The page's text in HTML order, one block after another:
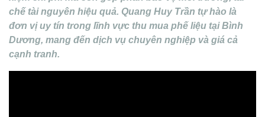
chế tài nguyên hiệu quả. Quang Huy Trần tự hào là
đơn vị uy tín trong lĩnh vực thu mua phế liệu tại Bình
Dương, mang đến dịch vụ chuyên nghiệp và giá cả
cạnh tranh.